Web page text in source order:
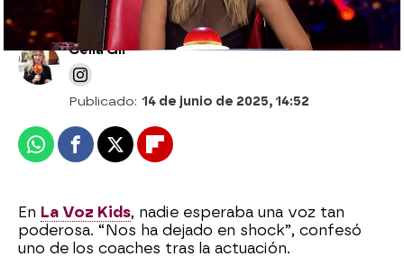
Celia Gil
Publicado: 14 de junio de 2025, 14:52
WhatsappFacebook
X Flipboard
En La Voz Kids, nadie esperaba una voz tan
poderosa. “Nos ha dejado en shock”, confesó
uno de los coaches tras la actuación.